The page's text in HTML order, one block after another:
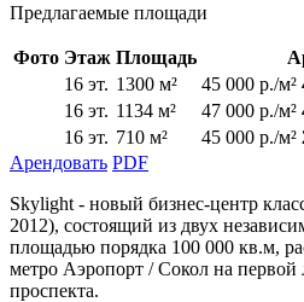
Предлагаемые площади
Фото Этаж Площадь
16 эт. 1300 м² 45 000 р./м²
16 эт. 1134 м² 47 000 р./м²
16 эт. 710 м² 45 000 р./м²
Арендовать PDF
Skylight - новый бизнес-центр
2012), состоящий из двух
площадью порядка 100 000 кв.м,
метро Аэропорт / Сокол на
проспекта.